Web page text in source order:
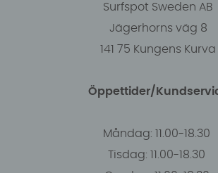
Surfspot Sweden AB
Jägerhorns väg 8
141 75 Kungens Kurva
Öppettider/
Måndag: 11.00-18.30
Tisdag: 11.00-18.30